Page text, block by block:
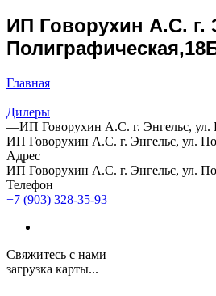
ИП Говорухин А.С. г.
Главная
—
Дилеры
—ИП Говорухин А.С. г. Энгельс, ул.
ИП Говорухин А.С. г. Энгельс, ул.
Адрес
ИП Говорухин А.С. г. Энгельс, ул.
Телефон
+7 (903) 328-35-93
Свяжитесь с нами
загрузка карты...